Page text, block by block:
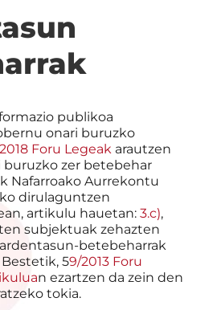
publikoa
onari buruzko
Foru Legeak arautzen
zer betebehar
Nafarroako Aurrekontu
dirulaguntzen
artikulu hauetan: 3.c),
subjektuak zehazten
betebeharrak
59/2013 Foru
n ezartzen da zein den
tokia.